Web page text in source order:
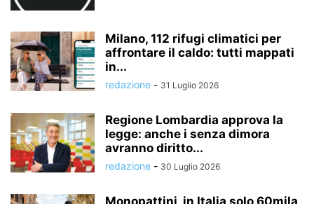
Milano, 112 rifugi climatici per
affrontare il caldo: tutti mappati
in...
redazione - 31 Luglio 2026
Regione Lombardia approva la
legge: anche i senza dimora
avranno diritto...
redazione - 30 Luglio 2026